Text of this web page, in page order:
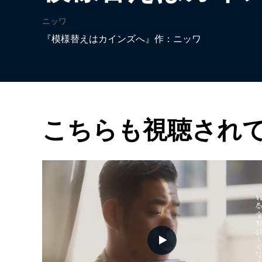
ニッワ
『模様替えはカインズへ』作：ニッワ
こちらも視聴され